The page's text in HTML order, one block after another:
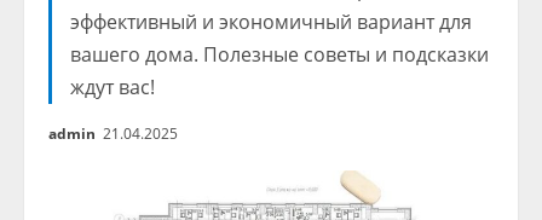
эффективный и экономичный вариант для
вашего дома. Полезные советы и подсказки
ждут вас!
admin 21.04.2025